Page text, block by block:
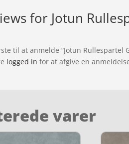
for Jotun
til at anmelde “Jotun Rullespartel
logged in for at afgive en
varer